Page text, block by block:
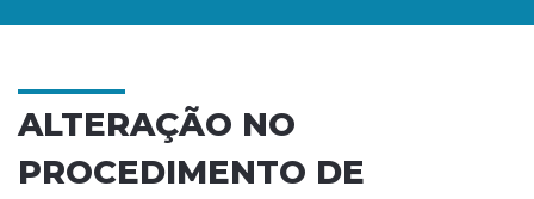
ALTERAÇÃO NO
PROCEDIMENTO DE